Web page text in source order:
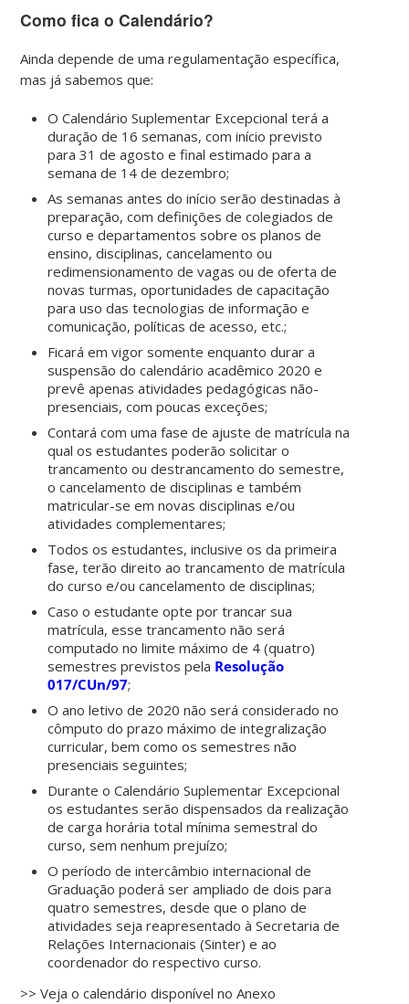
Como fica o Calendário?
Ainda depende de uma regulamentação específica,
mas já sabemos que:
O Calendário Suplementar Excepcional terá a
duração de 16 semanas, com início previsto
para 31 de agosto e final estimado para a
semana de 14 de dezembro;
As semanas antes do início serão destinadas à
preparação, com definições de colegiados de
curso e departamentos sobre os planos de
ensino, disciplinas, cancelamento ou
redimensionamento de vagas ou de oferta de
novas turmas, oportunidades de capacitação
para uso das tecnologias de informação e
comunicação, políticas de acesso, etc.;
Ficará em vigor somente enquanto durar a
suspensão do calendário acadêmico 2020 e
prevê apenas atividades pedagógicas não-
presenciais, com poucas exceções;
Contará com uma fase de ajuste de matrícula na
qual os estudantes poderão solicitar o
trancamento ou destrancamento do semestre,
o cancelamento de disciplinas e também
matricular-se em novas disciplinas e/ou
atividades complementares;
Todos os estudantes, inclusive os da primeira
fase, terão direito ao trancamento de matrícula
do curso e/ou cancelamento de disciplinas;
Caso o estudante opte por trancar sua
matrícula, esse trancamento não será
computado no limite máximo de 4 (quatro)
semestres previstos pela Resolução
017/CUn/97;
O ano letivo de 2020 não será considerado no
cômputo do prazo máximo de integralização
curricular, bem como os semestres não
presenciais seguintes;
Durante o Calendário Suplementar Excepcional
os estudantes serão dispensados da realização
de carga horária total mínima semestral do
curso, sem nenhum prejuízo;
O período de intercâmbio internacional de
Graduação poderá ser ampliado de dois para
quatro semestres, desde que o plano de
atividades seja reapresentado à Secretaria de
Relações Internacionais (Sinter) e ao
coordenador do respectivo curso.
>> Veja o calendário disponível no Anexo